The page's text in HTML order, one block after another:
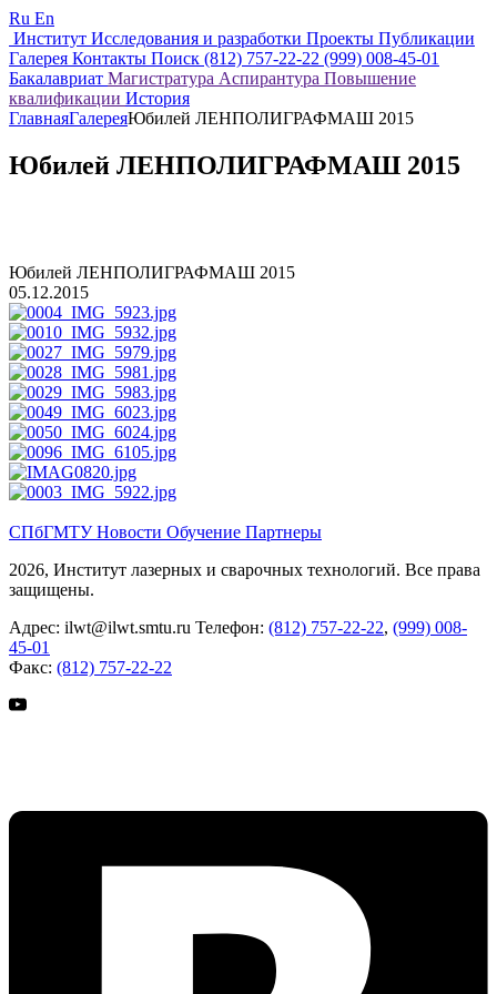
Ru En
Институт Исследования и разработки Проекты Публикации
Галерея Контакты Поиск (812) 757-22-22 (999) 008-45-01
Бакалавриат Магистратура Аспирантура Повышение
квалификации История
ГлавнаяГалереяЮбилей ЛЕНПОЛИГРАФМАШ 2015
Юбилей ЛЕНПОЛИГРАФМАШ 2015
Юбилей ЛЕНПОЛИГРАФМАШ 2015
05.12.2015
СПбГМТУНовости Обучение Партнеры
2026, Институт лазерных и сварочных технологий. Все права
защищены.
Адрес: ilwt@ilwt.smtu.ru Телефон: (812) 757-22-22, (999) 008-
45-01
Факс: (812) 757-22-22